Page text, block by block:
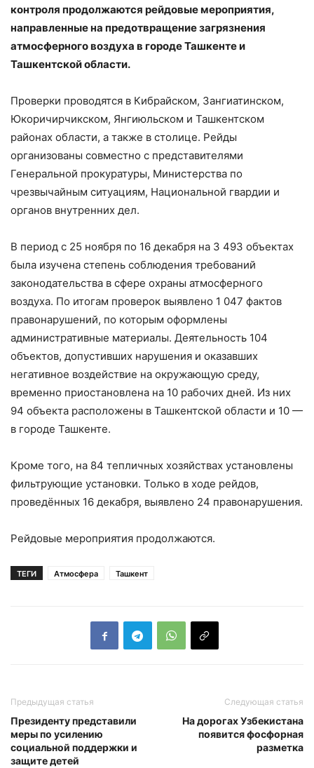
контроля продолжаются рейдовые мероприятия,
направленные на предотвращение загрязнения
атмосферного воздуха в городе Ташкенте и
Ташкентской области.
Проверки проводятся в Кибрайском, Зангиатинском,
Юкоричирчикском, Янгиюльском и Ташкентском
районах области, а также в столице. Рейды
организованы совместно с представителями
Генеральной прокуратуры, Министерства по
чрезвычайным ситуациям, Национальной гвардии и
органов внутренних дел.
В период с 25 ноября по 16 декабря на 3 493 объектах
была изучена степень соблюдения требований
законодательства в сфере охраны атмосферного
воздуха. По итогам проверок выявлено 1 047 фактов
правонарушений, по которым оформлены
административные материалы. Деятельность 104
объектов, допустивших нарушения и оказавших
негативное воздействие на окружающую среду,
временно приостановлена на 10 рабочих дней. Из них
94 объекта расположены в Ташкентской области и 10 —
в городе Ташкенте.
Кроме того, на 84 тепличных хозяйствах установлены
фильтрующие установки. Только в ходе рейдов,
проведённых 16 декабря, выявлено 24 правонарушения.
Рейдовые мероприятия продолжаются.
ТЕГИ Атмосфера Ташкент
Предыдущая статья
Президенту представили
меры по усилению
социальной поддержки и
защите детей
Следующая статья
На дорогах Узбекистана
появится фосфорная
разметка